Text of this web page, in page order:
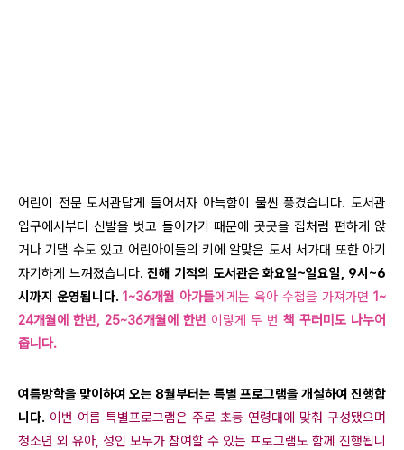
어린이 전문 도서관답게 들어서자 아늑함이 물씬 풍겼습니다. 도서관
입구에서부터 신발을 벗고 들어가기 때문에 곳곳을 집처럼 편하게 앉
거나 기댈 수도 있고 어린아이들의 키에 알맞은 도서 서가대 또한 아기
자기하게 느껴졌습니다.진해 기적의 도서관은 화요일~일요일, 9시~6
시까지 운영됩니다. 1~36개월 아가들에게는 육아 수첩을 가져가면 1~
24개월에 한번, 25~36개월에 한번 이렇게 두 번 책 꾸러미도 나누어
줍니다.
여름방학을 맞이하여 오는 8월부터는 특별 프로그램을 개설하여 진행합
니다. 이번 여름 특별프로그램은 주로 초등 연령대에 맞춰 구성됐으며
청소년 외 유아, 성인 모두가 참여할 수 있는 프로그램도 함께 진행됩니